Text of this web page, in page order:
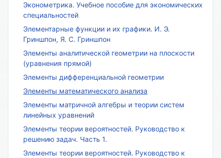
Эконометрика. Учебное пособие для экономических
специальностей
Элементарные функции и их графики. И. Э.
Гриншпон, Я. С. Гриншпон
Элементы аналитической геометрии на плоскости
(уравнения прямой)
Элементы дифференциальной геометрии
Элементы математического анализа
Элементы матричной алгебры и теории систем
линейных уравнений
Элементы теории вероятностей. Руководство к
решению задач. Часть 1.
Элементы теории вероятностей. Руководство к